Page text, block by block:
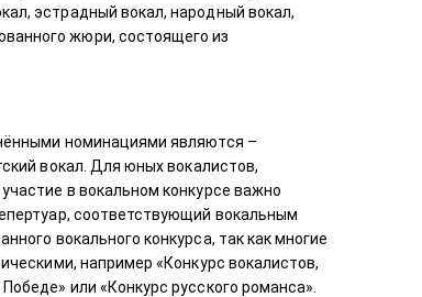
эстрадный вокал, народный вокал,
жюри, состоящего из
номинациями являются –
вокал. Для юных вокалистов,
в вокальном конкурсе важно
соответствующий вокальным
вокального конкурса, так как многие
например «Конкурс вокалистов,
или «Конкурс русского романса».